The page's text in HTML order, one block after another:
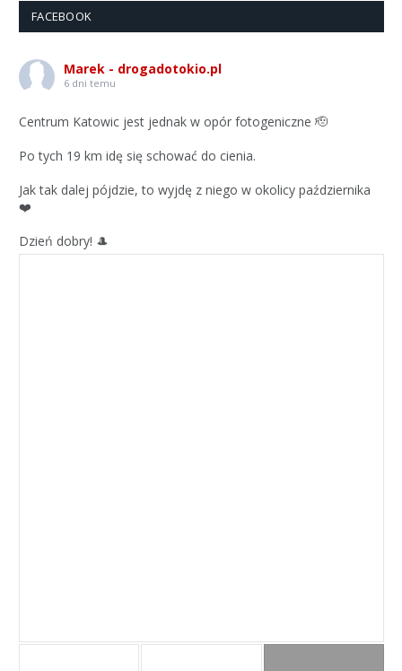
FACEBOOK
Marek - drogadotokio.pl
6 dni temu
Centrum Katowic jest jednak w opór fotogeniczne 🫡
Po tych 19 km idę się schować do cienia.
Jak tak dalej pójdzie, to wyjdę z niego w okolicy października
❤️
Dzień dobry! 🎩